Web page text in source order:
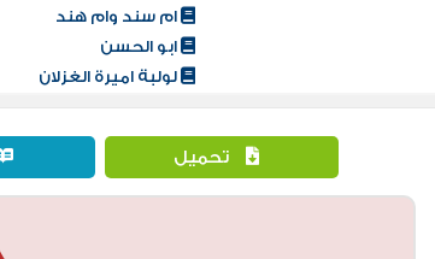
ام سند وام هند
ابو الحسن
لولبة اميرة الغزلان
تحميل